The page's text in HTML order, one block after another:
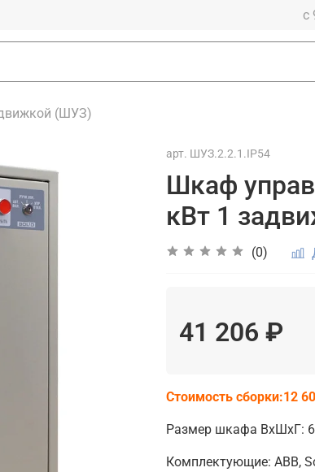
с
(ШУЗ)
арт. ШУЗ.2.2.1.IP54
Шкаф
кВт 1
(0)
41 206 ₽
Стоимость сборки:12
Размер шкафа ВхШхГ:
Комплектующие: ABB,